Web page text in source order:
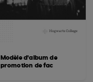
Modèle d'album de
promotion de fac